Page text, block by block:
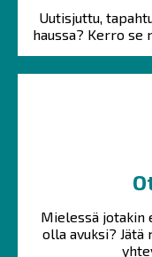
Uutisjuttu,
haussa? Kerro
Mielessä jotakin
olla avuksi?